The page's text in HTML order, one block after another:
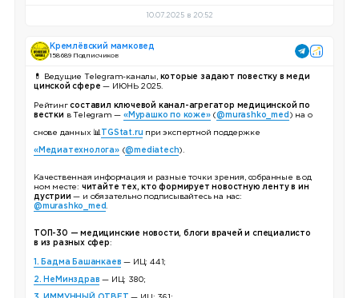
10.07.2025 в 20:52
Кремлёвский мамковед
158 689 Подписчиков
💊 Ведущие Telegram-каналы,
которые задают повестку в меди
цинской сфере — ИЮНЬ 2025.
Рейтингсоставил ключевой канал-агрегатор медицинской по
вестки
в Telegram —«Мурашко по коже»(@murashko_med ) на о
снове данных 📊 TGStat.ru при экспертной поддержке
«Медиатехнолога»(@mediatech).
Качественная информация и разные точки зрения, собранные в од
ном месте: читайте тех, кто формирует новостную ленту в ин
дустрии — и обязательно подписывайтесь на нас:
@murashko_med
ТОП-30 — медицинские новости, блоги врачей и специалисто
в из разных сфер:
1. Бадма Башанкаев — ИЦ: 441;
2. НеМинздрав — ИЦ: 380;